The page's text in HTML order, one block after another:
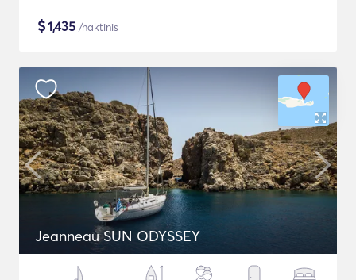
$1,435 /naktinis
Jeanneau SUN ODYSSEY